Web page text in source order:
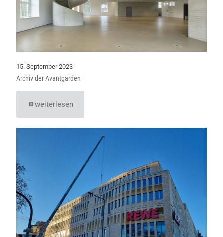
15. September 2023
Archiv der Avantgarden
weiterlesen